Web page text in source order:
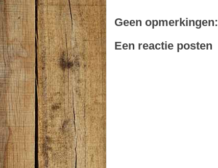
Geen opmerkingen:
Een reactie posten